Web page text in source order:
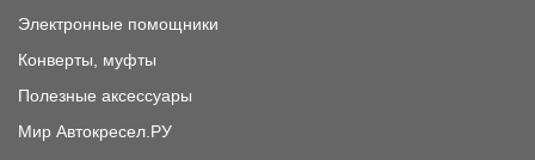
Электронные помощники
Конверты, муфты
Полезные аксессуары
Мир Автокресел.РУ